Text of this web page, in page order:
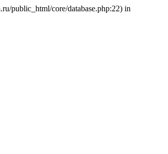
public_html/core/database.php:22) in